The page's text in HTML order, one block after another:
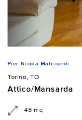
Pier Nicola Matricardi
Torino, TO
Attico/Mansarda
48 mq